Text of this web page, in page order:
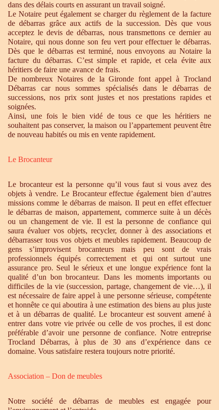
dans des délais courts en assurant un travail soigné.
Le Notaire peut également se charger du règlement de la facture
de débarras grâce aux actifs de la succession. Dès que vous
acceptez le devis de débarras, nous transmettons ce dernier au
Notaire, qui nous donne son feu vert pour effectuer le débarras.
Dès que le débarras est terminé, nous envoyons au Notaire la
facture du débarras. C’est simple et rapide, et cela évite aux
héritiers de faire une avance de frais.
De nombreux Notaires de la Gironde font appel à Trocland
Débarras car nous sommes spécialisés dans le débarras de
successions, nos prix sont justes et nos prestations rapides et
soignées.
Ainsi, une fois le bien vidé de tous ce que les héritiers ne
souhaitent pas conserver, la maison ou l’appartement peuvent être
de nouveau habités ou mis en vente rapidement.
Le Brocanteur
Le brocanteur est la personne qu’il vous faut si vous avez des
objets à vendre. Le Brocanteur effectue également bien d’autres
missions comme le débarras de maison. Il peut en effet effectuer
le débarras de maison, appartement, commerce suite à un décès
ou un changement de vie. Il est la personne de confiance qui
saura évaluer vos objets, recycler, donner à des associations et
débarrasser tous vos objets et meubles rapidement. Beaucoup de
gens s’improvisent brocanteurs mais peu sont de vrais
professionnels équipés correctement et qui ont surtout une
assurance pro. Seul le sérieux et une longue expérience font la
qualité d’un bon brocanteur. Dans les moments importants ou
difficiles de la vie (succession, partage, changement de vie…), il
est nécessaire de faire appel à une personne sérieuse, compétente
et honnête ce qui aboutira à une estimation des biens au plus juste
et à un débarras de qualité. Le brocanteur est souvent amené à
entrer dans votre vie privée ou celle de vos proches, il est donc
préférable d’avoir une personne de confiance. Notre entreprise
Trocland Débarras, à plus de 30 ans d’expérience dans ce
domaine. Vous satisfaire restera toujours notre priorité.
Association – Don de meubles
Notre société de débarras de meubles est engagée pour